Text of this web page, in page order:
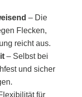
– Die
Flecken,
reicht aus.
– Selbst bei
und sicher
für